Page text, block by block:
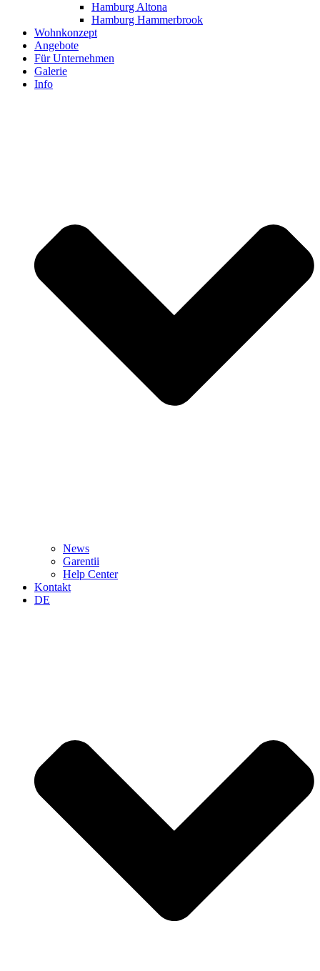
Hamburg Altona
Hamburg Hammerbrook
Wohnkonzept
Angebote
Für Unternehmen
Galerie
Info
News
Garentii
Help Center
Kontakt
DE